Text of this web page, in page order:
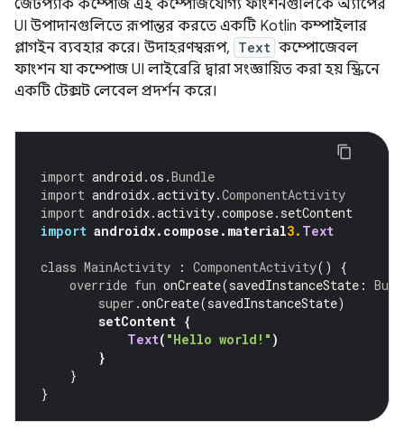
জেটপ্যাক কম্পোজ এই কম্পোজযোগ্য ফাংশনগুলিকে অ্যাপের
UI উপাদানগুলিতে রূপান্তর করতে একটি Kotlin কম্পাইলার
প্লাগইন ব্যবহার করে। উদাহরণস্বরূপ, Text কম্পোজেবল
ফাংশন যা কম্পোজ UI লাইব্রেরি দ্বারা সংজ্ঞায়িত করা হয় স্ক্রিনে
একটি টেক্সট লেবেল প্রদর্শন করে।
import android .os .Bundle
import androidx.activity.ComponentActivity
import androidx.activity.compose. setContent
import androidx. compose . material3. Text
class MainActivity : ComponentActivity()
{
override fun onCreate(savedInstanceState :
super .onCreate(savedInstanceState)
setContent {
Text( "Hello world!" )
}
}
}